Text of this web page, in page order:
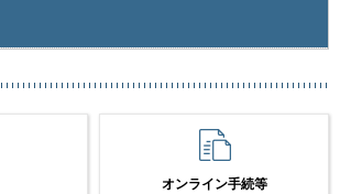
オンライン手続等